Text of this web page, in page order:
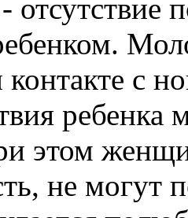
контакте с
ребенка
этом
не могут